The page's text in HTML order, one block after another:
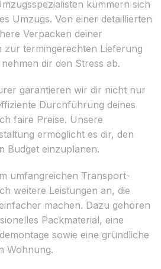
kümmern sich
Umzugs. Von einer detaillierten
Verpacken deiner
zur termingerechten Lieferung
dir den Stress ab.
garantieren wir dir nicht nur
Durchführung deines
faire Preise. Unsere
ermöglicht es dir, den
Budget einzuplanen.
umfangreichen Transport-
weitere Leistungen an, die
machen. Dazu gehören
Packmaterial, eine
sowie eine gründliche
Wohnung.